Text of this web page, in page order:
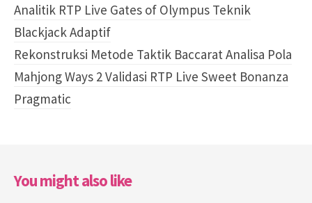
Analitik RTP Live Gates of Olympus Teknik
Blackjack Adaptif
Rekonstruksi Metode Taktik Baccarat Analisa Pola
Mahjong Ways 2 Validasi RTP Live Sweet Bonanza
Pragmatic
You might also like